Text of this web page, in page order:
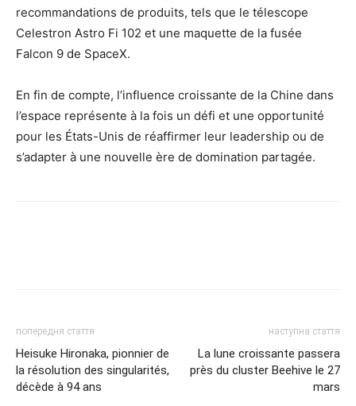
recommandations de produits, tels que le télescope
Celestron Astro Fi 102 et une maquette de la fusée
Falcon 9 de SpaceX.
En fin de compte, l’influence croissante de la Chine dans
l’espace représente à la fois un défi et une opportunité
pour les États-Unis de réaffirmer leur leadership ou de
s’adapter à une nouvelle ère de domination partagée.
попередня стаття
Heisuke Hironaka, pionnier de
la résolution des singularités,
décède à 94 ans
наступна стаття
La lune croissante passera
près du cluster Beehive le 27
mars